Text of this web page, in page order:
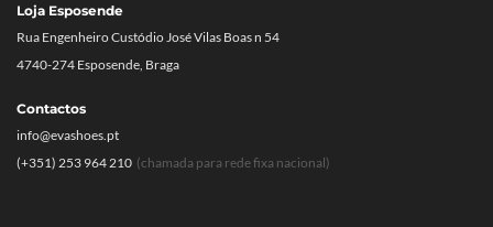
Loja Esposende
Rua Engenheiro Custódio José Vilas Boas n 54
4740-274 Esposende, Braga
Contactos
info@evashoes.pt
(+351) 253 964 210 (chamada para rede fixa nacional)